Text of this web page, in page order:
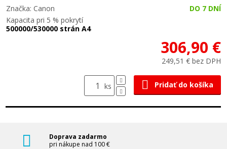
Značka: Canon
DO 7 DNÍ
Kapacita pri 5 % pokrytí
500000/530000 strán A4
306,90 €
249,51 € bez DPH
ks Pridať do košíka
Doprava zadarmo
pri nákupe nad 100 €